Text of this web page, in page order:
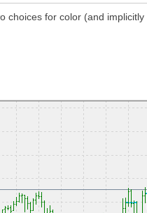
for color (and